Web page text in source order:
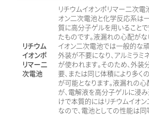
リチウム
イオンポ
リマー二
次電池
リチウムイオンポリマー二次電
オン二次電池と化学反応系は
質に高分子ゲルを用いること
たものです。液漏れの心配がな
イオン二次電池では一般的な
外装が不要になり、アルミラミ
が使われます。そのため、外装
要、または同じ体積により多く
が可能となります。液漏れの
が、電解液を高分子ゲルに浸
けで本質的にはリチウムイオ
なので、電池としての性能は同